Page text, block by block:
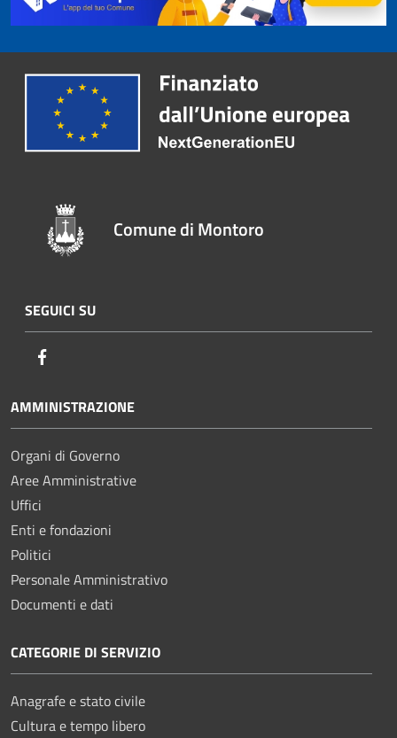
Comune di Montoro
SEGUICI SU
AMMINISTRAZIONE
Organi di Governo
Aree Amministrative
Uffici
Enti e fondazioni
Politici
Personale Amministrativo
Documenti e dati
CATEGORIE DI SERVIZIO
Anagrafe e stato civile
Cultura e tempo libero